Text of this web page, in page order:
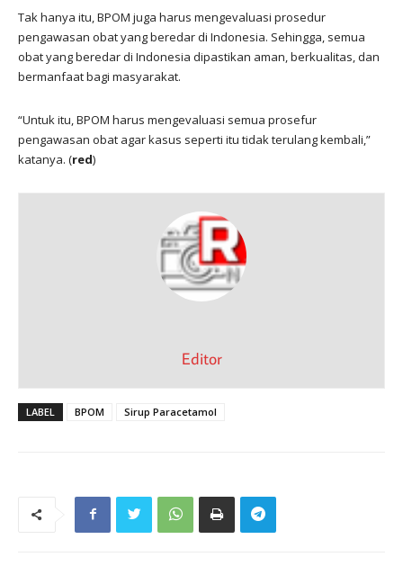
Tak hanya itu, BPOM juga harus mengevaluasi prosedur
pengawasan obat yang beredar di Indonesia. Sehingga, semua
obat yang beredar di Indonesia dipastikan aman, berkualitas, dan
bermanfaat bagi masyarakat.
“Untuk itu, BPOM harus mengevaluasi semua prosefur
pengawasan obat agar kasus seperti itu tidak terulang kembali,”
katanya. (red)
Editor
LABEL BPOM Sirup Paracetamol